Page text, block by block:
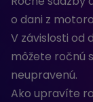
o dani z
V závislosti od
môžete ročnú
neupravenú.
Ako upravíte